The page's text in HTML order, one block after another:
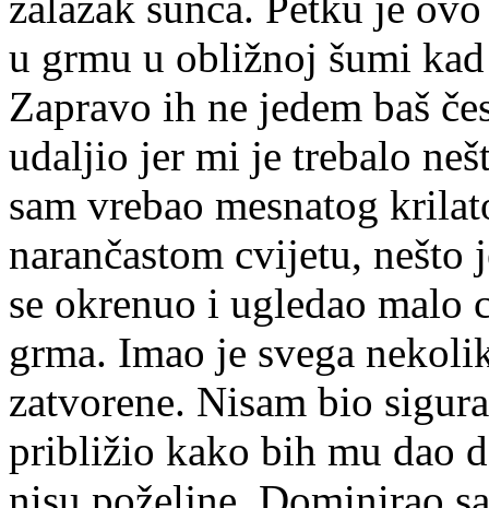
u grmu u obližnoj šumi
Zapravo ih ne jedem baš
udaljio jer mi je trebalo
sam vrebao mesnatog
narančastom cvijetu, nešto
se okrenuo i ugledao malo
grma. Imao je svega
zatvorene. Nisam bio
približio kako bih mu dao